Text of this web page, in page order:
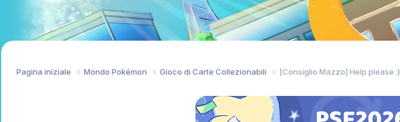
Pagina iniziale Mondo Pokémon Gioco di Carte Collezionabili [Consiglio Mazzo] Help please :)